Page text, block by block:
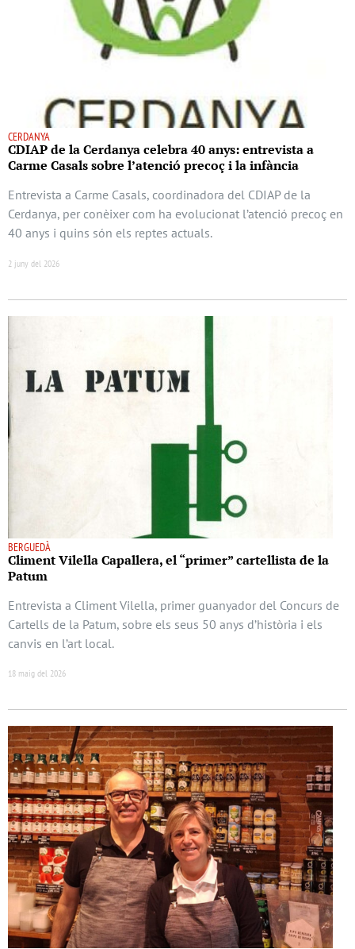
CERDANYA
CDIAP de la Cerdanya celebra 40 anys: entrevista a
Carme Casals sobre l’atenció precoç i la infància
Entrevista a Carme Casals, coordinadora del CDIAP de la
Cerdanya, per conèixer com ha evolucionat l’atenció precoç en
40 anys i quins són els reptes actuals.
2 juny del 2026
BERGUEDÀ
Climent Vilella Capallera, el “primer” cartellista de la
Patum
Entrevista a Climent Vilella, primer guanyador del Concurs de
Cartells de la Patum, sobre els seus 50 anys d’història i els
canvis en l’art local.
18 maig del 2026